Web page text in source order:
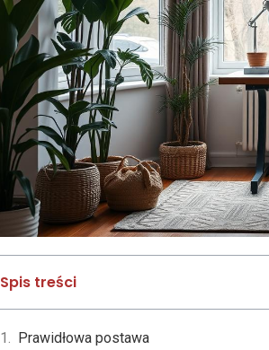
Spis treści
Prawidłowa postawa